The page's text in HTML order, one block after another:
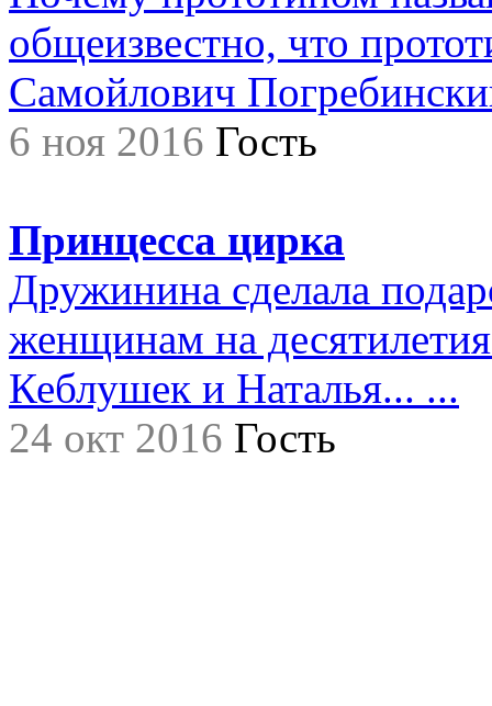
общеизвестно, что
Самойлович
6 ноя 2016 Гость
Принцесса цирка
Дружинина сделала
женщинам на
Кеблушек и Наталья... ...
24 окт 2016 Гость